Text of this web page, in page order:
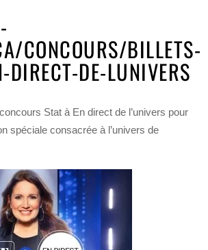
CONCOURS/BILLETS-
DIRECT-DE-LUNIVERS
Stat à En direct de l’univers pour
spéciale consacrée à l’univers de